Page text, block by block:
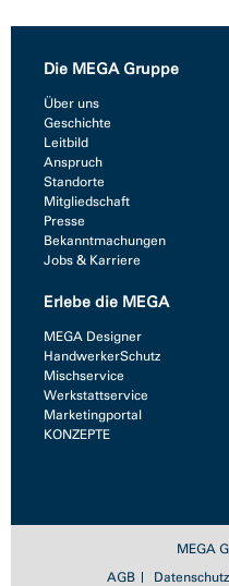
Die MEGA Gruppe
Über uns
Geschichte
Leitbild
Anspruch
Standorte
Mitgliedschaft
Presse
Bekanntmachungen
Jobs & Karriere
Erlebe die MEGA
MEGA Designer
HandwerkerSchutz
Mischservice
Werkstattservice
Marketingportal
KONZEPTE
MEGA
AGB
Datenschutz